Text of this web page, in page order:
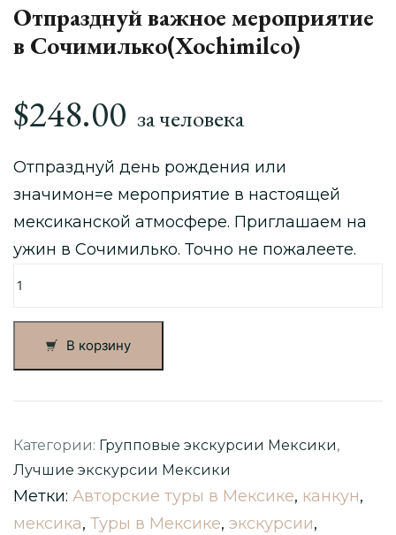
Отпразднуй важное мероприятие
в Сочимилько(Xochimilco)
$248.00 за человека
Отпразднуй день рождения или
значимон=е мероприятие в настоящей
мексиканской атмосфере. Приглашаем на
ужин в Сочимилько. Точно не пожалеете.
товара
мероприятие
в
В корзину
Категории: Групповые экскурсии Мексики,
Лучшие экскурсии Мексики
Метки: Авторские туры в Мексике, канкун,
мексика, Туры в Мексике, экскурсии,